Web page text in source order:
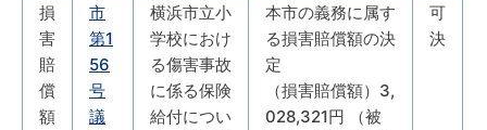
損
害
賠
償
額
市
第1
56
号
議
横浜市立小
学校におけ
る傷害事故
に係る保険
給付につい
本市の義務に属す
る損害賠償額の決
定
（損害賠償額）3,
028,321円 （被
可
決